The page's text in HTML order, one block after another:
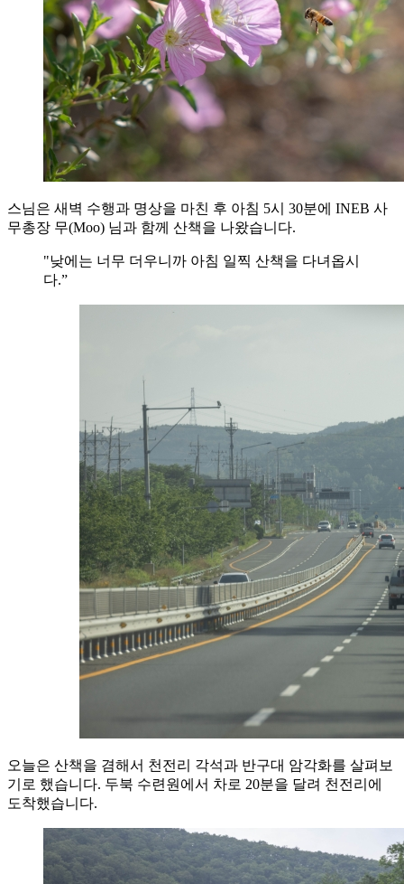
스님은 새벽 수행과 명상을 마친 후 아침 5시 30분에 INEB 사
무총장 무(Moo) 님과 함께 산책을 나왔습니다.
"낮에는 너무 더우니까 아침 일찍 산책을 다녀옵시
다.”
오늘은 산책을 겸해서 천전리 각석과 반구대 암각화를 살펴보
기로 했습니다. 두북 수련원에서 차로 20분을 달려 천전리에
도착했습니다.